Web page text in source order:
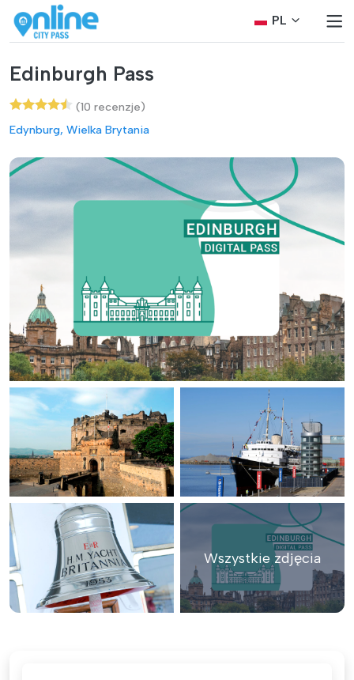
PL
Edinburgh Pass
(10 recenzje)
Edynburg, Wielka Brytania
Wszystkie zdjęcia